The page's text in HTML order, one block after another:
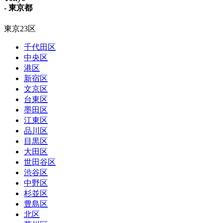
- 東京都
東京23区
千代田区
中央区
港区
新宿区
文京区
台東区
墨田区
江東区
品川区
目黒区
大田区
世田谷区
渋谷区
中野区
杉並区
豊島区
北区